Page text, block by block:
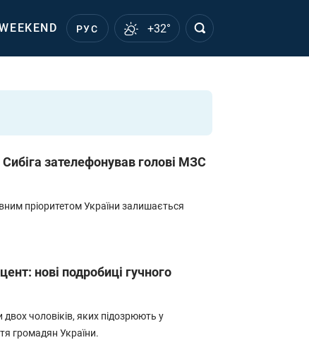
РУС +32°
зателефонував голові МЗС
пріоритетом України залишається
нові подробиці гучного
чоловіків, яких підозрюють у
громадян України.